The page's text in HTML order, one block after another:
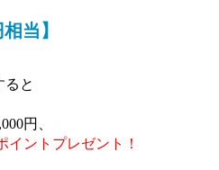
当】
ると
円、
イントプレゼント！